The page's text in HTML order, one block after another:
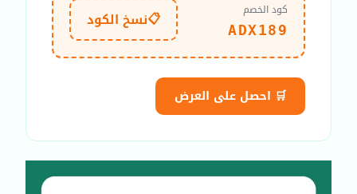
كود الخصم
ADX189
📋نسخ الكود
🛒 احصل على العرض